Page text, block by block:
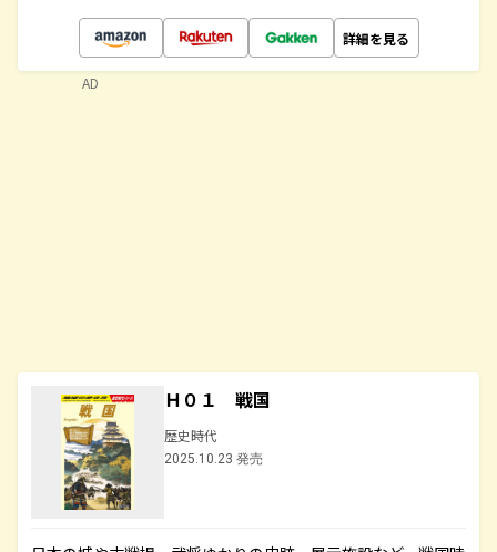
詳細を見る
Ｈ０１ 戦国
歴史時代
2025.10.23 発売
AD